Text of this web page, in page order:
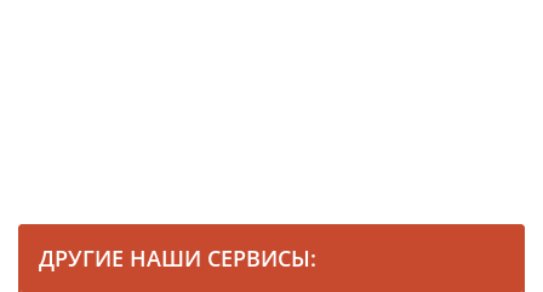
ДРУГИЕ НАШИ СЕРВИСЫ: